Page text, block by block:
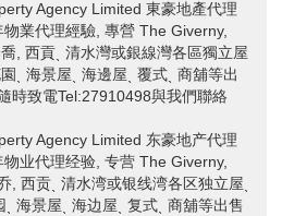
Agency Limited 東豪地產代理
業代理經驗, 專營 The Giverny,
, 西貢ˎ 清水灣或銀線灣各區獨立屋
園ˎ 海景屋ˎ 海邊屋ˎ 覆式ˎ 商舖等出
時致電Tel:27910498與我們聯絡
Agency Limited 东豪地产代理
业代理经验, 专营 The Giverny,
, 西贡ˎ 清水湾或银线湾各区独立屋ˎ
海景屋ˎ 海边屋ˎ 复式ˎ 商舖等出售